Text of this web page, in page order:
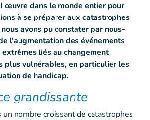
œuvre dans le monde entier pour
à se préparer aux catastrophes
avons pu constater par nous-
l’augmentation des événements
liés au changement
plus vulnérables, en particulier les
de handicap.
grandissante
nombre croissant de catastrophes